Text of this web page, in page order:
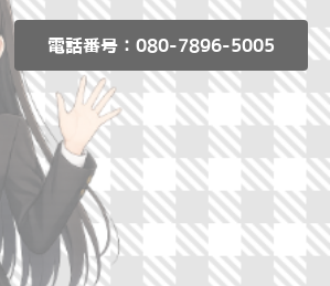
電話番号：080-7896-5005